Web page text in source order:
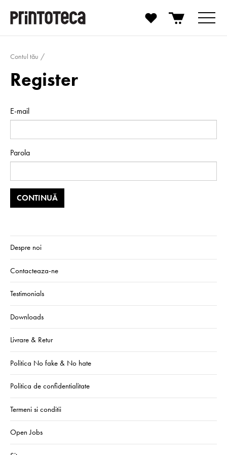
Contul tău
Register
E-mail
Parola
Despre noi
Contacteaza-ne
Testimonials
Downloads
Livrare & Retur
Politica No fake & No hate
Politica de confidentialitate
Termeni si conditii
Open Jobs